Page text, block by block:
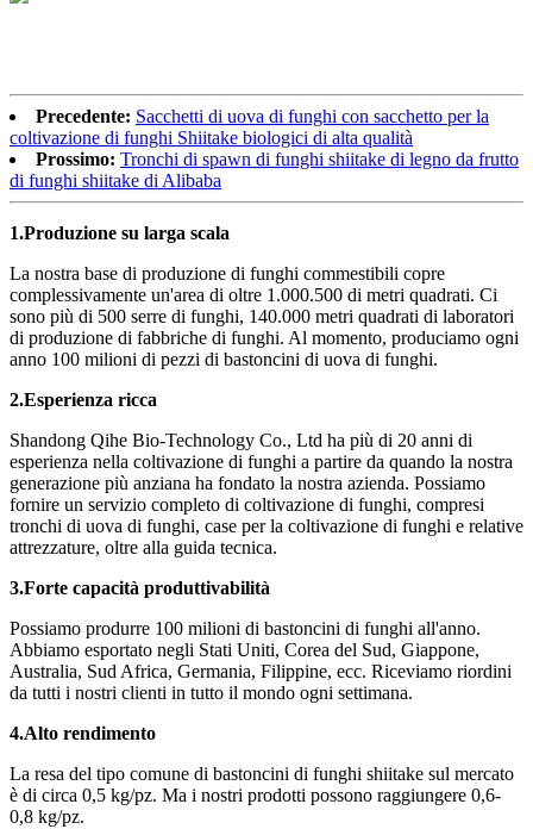
Precedente: Sacchetti di uova di funghi con sacchetto per la
coltivazione di funghi Shiitake biologici di alta qualità
Prossimo: Tronchi di spawn di funghi shiitake di legno da frutto
di funghi shiitake di Alibaba
1.Produzione su larga scala
La nostra base di produzione di funghi commestibili copre
complessivamente un'area di oltre 1.000.500 di metri quadrati. Ci
sono più di 500 serre di funghi, 140.000 metri quadrati di laboratori
di produzione di fabbriche di funghi. Al momento, produciamo ogni
anno 100 milioni di pezzi di bastoncini di uova di funghi.
2.Esperienza ricca
Shandong Qihe Bio-Technology Co., Ltd ha più di 20 anni di
esperienza nella coltivazione di funghi a partire da quando la nostra
generazione più anziana ha fondato la nostra azienda. Possiamo
fornire un servizio completo di coltivazione di funghi, compresi
tronchi di uova di funghi, case per la coltivazione di funghi e relative
attrezzature, oltre alla guida tecnica.
3.Forte capacità produttivabilità
Possiamo produrre 100 milioni di bastoncini di funghi all'anno.
Abbiamo esportato negli Stati Uniti, Corea del Sud, Giappone,
Australia, Sud Africa, Germania, Filippine, ecc. Riceviamo riordini
da tutti i nostri clienti in tutto il mondo ogni settimana.
4.Alto rendimento
La resa del tipo comune di bastoncini di funghi shiitake sul mercato
è di circa 0,5 kg/pz. Ma i nostri prodotti possono raggiungere 0,6-
0,8 kg/pz.